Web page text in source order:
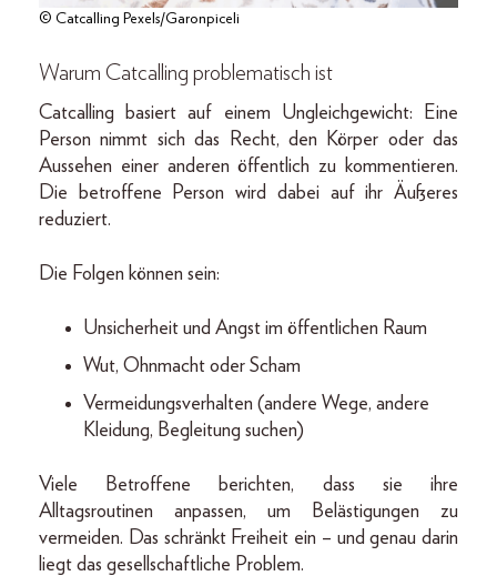
© Catcalling Pexels/Garonpiceli
Warum Catcalling problematisch ist
Catcalling basiert auf einem Ungleichgewicht: Eine
Person nimmt sich das Recht, den Körper oder das
Aussehen einer anderen öffentlich zu kommentieren.
Die betroffene Person wird dabei auf ihr Äußeres
reduziert.
Die Folgen können sein:
Unsicherheit und Angst im öffentlichen Raum
Wut, Ohnmacht oder Scham
Vermeidungsverhalten (andere Wege, andere
Kleidung, Begleitung suchen)
Viele Betroffene berichten, dass sie ihre
Alltagsroutinen anpassen, um Belästigungen zu
vermeiden. Das schränkt Freiheit ein – und genau darin
liegt das gesellschaftliche Problem.